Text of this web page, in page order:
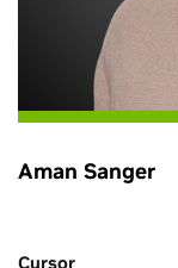
Aman Sanger
Cursor